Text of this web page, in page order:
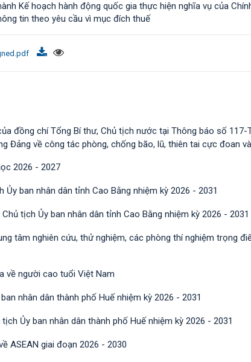
Kế hoạch hành động quốc gia thực hiện nghĩa vụ của
tin theo yêu cầu vì mục đích thuế
đồng chí Tổng Bí thư, Chủ tịch nước tại Thông báo số 117-
Đảng về công tác phòng, chống bão, lũ, thiên tai cực đoan
2026 - 2027
ban nhân dân tỉnh Cao Bằng nhiệm kỳ 2026 - 2031
tịch Ủy ban nhân dân tỉnh Cao Bằng nhiệm kỳ 2026 - 2031
tâm nghiên cứu, thử nghiệm, các phòng thí nghiệm trọng
về người cao tuổi Việt Nam
nhân dân thành phố Huế nhiệm kỳ 2026 - 2031
Ủy ban nhân dân thành phố Huế nhiệm kỳ 2026 - 2031
ASEAN giai đoạn 2026 - 2030